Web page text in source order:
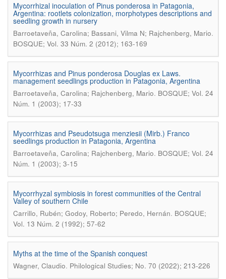
Mycorrhizal inoculation of Pinus ponderosa in Patagonia,
Argentina: rootlets colonization, morphotypes descriptions and
seedling growth in nursery
Barroetaveña, Carolina; Bassani, Vilma N; Rajchenberg, Mario.
BOSQUE; Vol. 33 Núm. 2 (2012); 163-169
Mycorrhizas and Pinus ponderosa Douglas ex Laws.
management seedlings production in Patagonia, Argentina
Barroetaveña, Carolina; Rajchenberg, Mario. BOSQUE; Vol. 24
Núm. 1 (2003); 17-33
Mycorrhizas and Pseudotsuga menziesii (Mirb.) Franco
seedlings production in Patagonia, Argentina
Barroetaveña, Carolina; Rajchenberg, Mario. BOSQUE; Vol. 24
Núm. 1 (2003); 3-15
Mycorrhyzal symbiosis in forest communities of the Central
Valley of southern Chile
Carrillo, Rubén; Godoy, Roberto; Peredo, Hernán. BOSQUE;
Vol. 13 Núm. 2 (1992); 57-62
Myths at the time of the Spanish conquest
Wagner, Claudio. Philological Studies; No. 70 (2022); 213-226